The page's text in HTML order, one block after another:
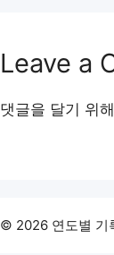
Leave a
댓글을 달기 위
© 2026 연도별 기